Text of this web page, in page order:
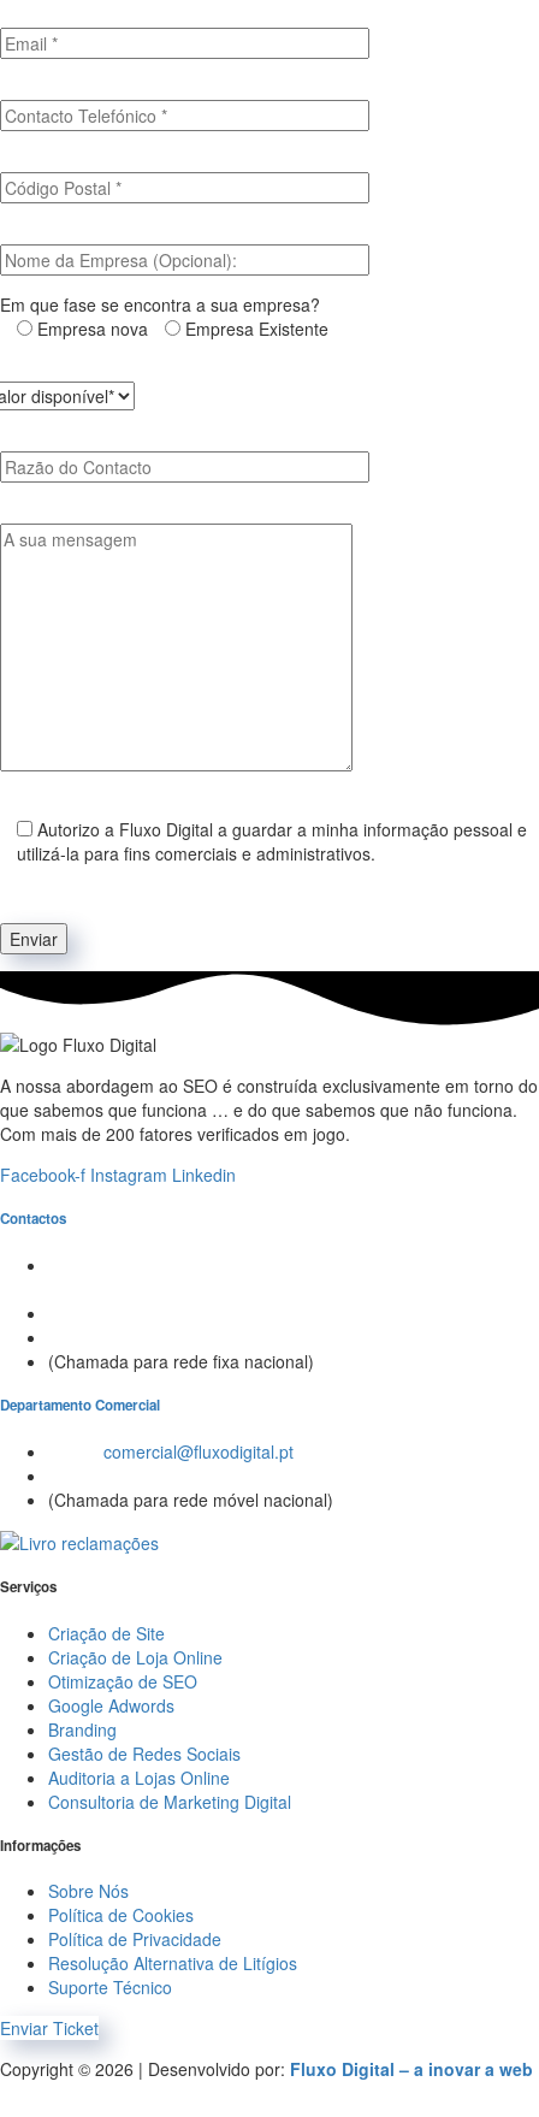
Em que fase se encontra a sua empresa?
Empresa nova
Empresa Existente
Autorizo a Fluxo Digital a guardar a minha informação pessoal e
utilizá-la para fins comerciais e administrativos.
Enviar
A nossa abordagem ao SEO é construída exclusivamente em torno do
que sabemos que funciona … e do que sabemos que não funciona.
Com mais de 200 fatores verificados em jogo.
Facebook-f Instagram Linkedin
Contactos
(Chamada para rede fixa nacional)
Departamento Comercial
comercial@fluxodigital.pt
(Chamada para rede móvel nacional)
Serviços
Criação de Site
Criação de Loja Online
Otimização de SEO
Google Adwords
Branding
Gestão de Redes Sociais
Auditoria a Lojas Online
Consultoria de Marketing Digital
Informações
Sobre Nós
Política de Cookies
Política de Privacidade
Resolução Alternativa de Litígios
Suporte Técnico
Enviar Ticket
Copyright © 2026 | Desenvolvido por: Fluxo Digital – a inovar a web